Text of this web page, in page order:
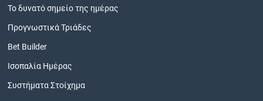
Το δυνατό σημείο της ημέρας
Προγνωστικά Τριάδες
Bet Builder
Ισοπαλία Ημέρας
Συστήματα Στοίχημα